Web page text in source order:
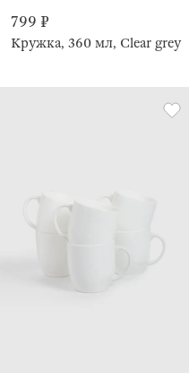
799 ₽
Кружка, 360 мл, Clear grey